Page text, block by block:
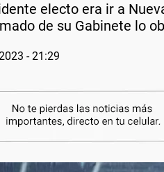
electo era ir a
de su Gabinete lo
- 21:29